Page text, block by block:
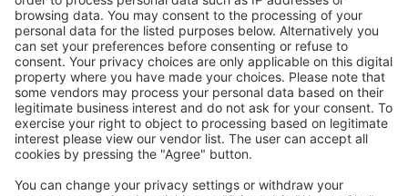
Bodrum
Isparta Airport (ISE)
Istanbul
Izmir Adnan Menderes (ADB)